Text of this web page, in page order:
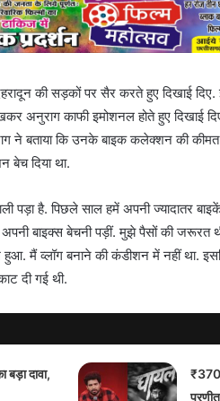
की सड़कों पर सैर करते हुए दिखाई दिए.
अनुराग काफी इमोशनल होते हुए दिखाई
ने बताया कि उनके बाइक कलेक्शन की
बेच दिया था.
है. पिछले साल हमें अपनी ज्यादातर
बाइक्स बेचनी पड़ीं. मुझे पैसों की जरूरत
मैं व्लॉग बनाने की कंडीशन में नहीं था.
दी गई थी.
बड़ा दावा,
₹370